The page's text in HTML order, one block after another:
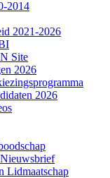
2014
2021-2026
Site
2026
2026
Lidmaatschap